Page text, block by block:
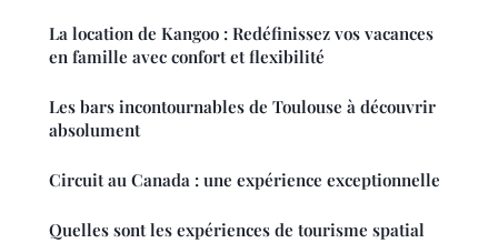
La location de Kangoo : Redéfinissez vos vacances
en famille avec confort et flexibilité
Les bars incontournables de Toulouse à découvrir
absolument
Circuit au Canada : une expérience exceptionnelle
Quelles sont les expériences de tourisme spatial